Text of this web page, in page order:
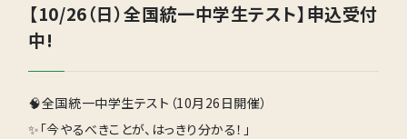
【10/26（日）全国統一中学生テスト】申込受付
中!
🧠全国統一中学生テスト（10月26日開催）
✨「今やるべきことが、はっきり分かる！」